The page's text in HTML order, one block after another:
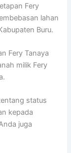
Fery
lahan
Buru.
Fery Tanaya
milik Fery
status
kepada
juga